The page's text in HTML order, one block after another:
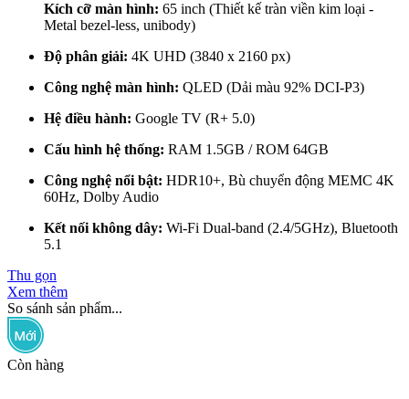
Kích cỡ màn hình: 65 inch (Thiết kế tràn viền kim loại -
Metal bezel-less, unibody)
Độ phân giải: 4K UHD (3840 x 2160 px)
Công nghệ màn hình: QLED (Dải màu 92% DCI-P3)
Hệ điều hành: Google TV (R+ 5.0)
Cấu hình hệ thống: RAM 1.5GB / ROM 64GB
Công nghệ nổi bật: HDR10+, Bù chuyển động MEMC 4K
60Hz, Dolby Audio
Kết nối không dây: Wi-Fi Dual-band (2.4/5GHz), Bluetooth
5.1
Thu gọn
Xem thêm
So sánh sản phẩm...
Còn hàng